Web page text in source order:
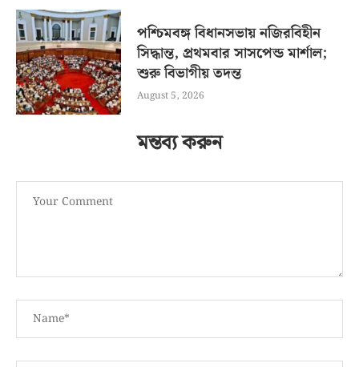
পশ্চিমবঙ্গ বিধানসভায় নজিরবিহীন
সিদ্ধান্ত, প্রথমবার সাসপেন্ড মার্শাল;
শুরু বিভাগীয় তদন্ত
August 5, 2026
মন্তব্য করুন